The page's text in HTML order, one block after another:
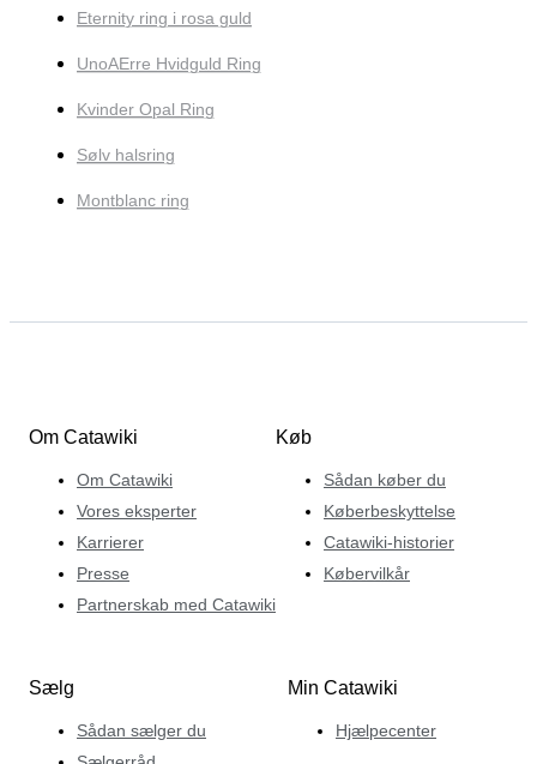
Eternity ring i rosa guld
UnoAErre Hvidguld Ring
Kvinder Opal Ring
Sølv halsring
Montblanc ring
Om Catawiki
Om Catawiki
Vores eksperter
Karrierer
Presse
Partnerskab med Catawiki
Køb
Sådan køber du
Køberbeskyttelse
Catawiki-historier
Købervilkår
Sælg
Sådan sælger du
Min Catawiki
Hjælpecenter